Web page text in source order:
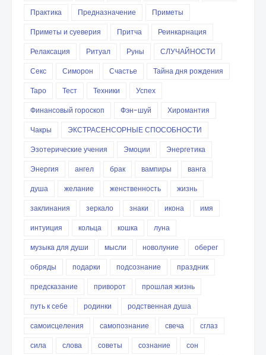
Практика
Предназначение
Приметы
Приметы и суеверия
Притча
Реинкарнация
Релаксация
Ритуал Руны
СЛУЧАЙНОСТИ
Секс
Симорон Счастье
Тайна дня рождения
Таро
Тест Техники
Успех
Финансовый гороскоп
Фэн-шуй
Хиромантия
Чакры
ЭКСТРАСЕНСОРНЫЕ СПОСОБНОСТИ
Эзотерические учения
Эмоции
Энергетика
Энергия
ангел брак вампиры
ванга
душа
желание женственность
жизнь
заклинания
зеркало знаки икона
имя
интуиция
кольца кошка
луна
музыка для души
мысли новолуние
оберег
обряды
подарки подсознание
праздник
предсказание
приворот
прошлая жизнь
путь к себе
родинки
родственная душа
самоисцеления
самопознание свеча
сглаз
сила
слова советы сознание
сон